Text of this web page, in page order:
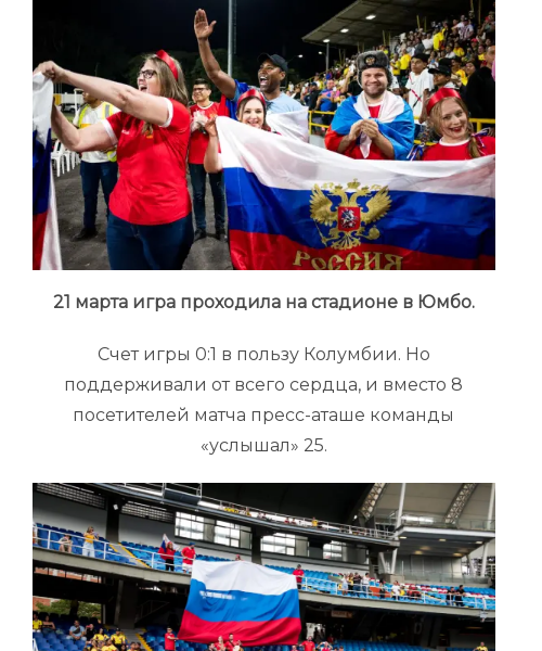
21 марта игра проходила на стадионе в Юмбо.
Счет игры 0:1 в пользу Колумбии. Но
поддерживали от всего сердца, и вместо 8
посетителей матча пресс-аташе команды
«услышал» 25.